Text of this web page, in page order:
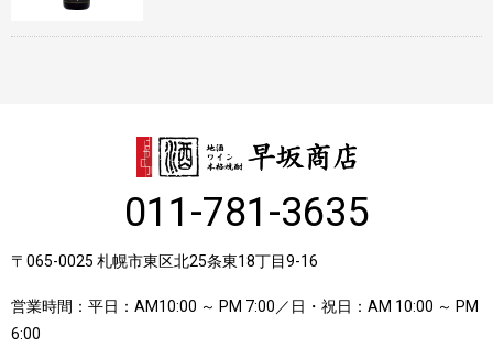
011-781-3635
〒065-0025 札幌市東区北25条東18丁目9-16
営業時間：平日：AM10:00 ～ PM 7:00／日・祝日：AM 10:00 ～ PM
6:00